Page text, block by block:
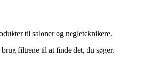
til saloner og negleteknikere.
filtrene til at finde det, du søger.